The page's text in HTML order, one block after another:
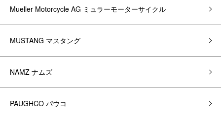
Mueller Motorcycle AG ミュラーモーターサイクル
MUSTANG マスタング
NAMZ ナムズ
PAUGHCO パウコ